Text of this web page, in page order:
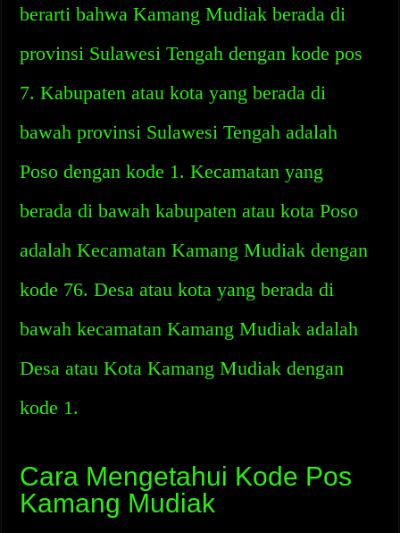
berarti bahwa Kamang Mudiak berada di
provinsi Sulawesi Tengah dengan kode pos
7. Kabupaten atau kota yang berada di
bawah provinsi Sulawesi Tengah adalah
Poso dengan kode 1. Kecamatan yang
berada di bawah kabupaten atau kota Poso
adalah Kecamatan Kamang Mudiak dengan
kode 76. Desa atau kota yang berada di
bawah kecamatan Kamang Mudiak adalah
Desa atau Kota Kamang Mudiak dengan
kode 1.
Cara Mengetahui Kode Pos
Kamang Mudiak